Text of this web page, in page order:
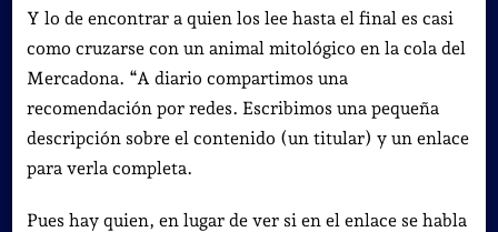
Y lo de encontrar a quien los lee hasta el final es casi
como cruzarse con un animal mitológico en la cola del
Mercadona. “A diario compartimos una
recomendación por redes. Escribimos una pequeña
descripción sobre el contenido (un titular) y un enlace
para verla completa.
Pues hay quien, en lugar de ver si en el enlace se habla